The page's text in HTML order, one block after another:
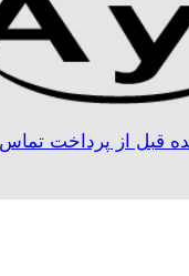
از پرداخت تماس